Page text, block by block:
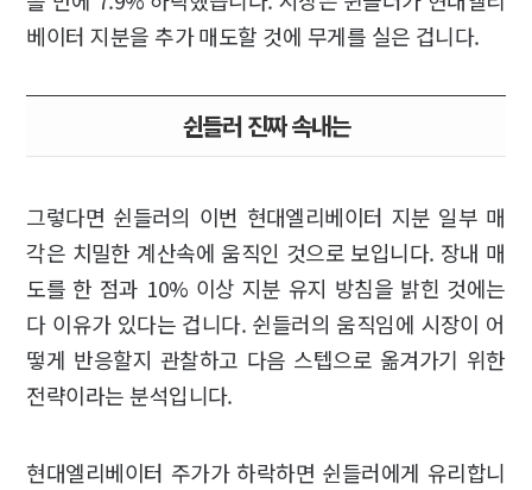
베이터 지분을 추가 매도할 것에 무게를 실은 겁니다.
쉰들러 진짜 속내는
그렇다면 쉰들러의 이번 현대엘리베이터 지분 일부 매
각은 치밀한 계산속에 움직인 것으로 보입니다. 장내 매
도를 한 점과 10% 이상 지분 유지 방침을 밝힌 것에는
다 이유가 있다는 겁니다. 쉰들러의 움직임에 시장이 어
떻게 반응할지 관찰하고 다음 스텝으로 옮겨가기 위한
전략이라는 분석입니다.
현대엘리베이터 주가가 하락하면 쉰들러에게 유리합니